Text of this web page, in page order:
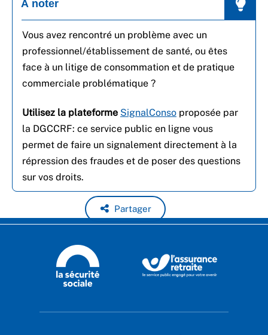
À noter
Vous avez rencontré un problème avec un
professionnel/établissement de santé, ou êtes
face à un litige de consommation et de pratique
commerciale problématique ?
Utilisez la plateforme SignalConso proposée par
la DGCCRF: ce service public en ligne vous
permet de faire un signalement directement à la
répression des fraudes et de poser des questions
sur vos droits.
Partager